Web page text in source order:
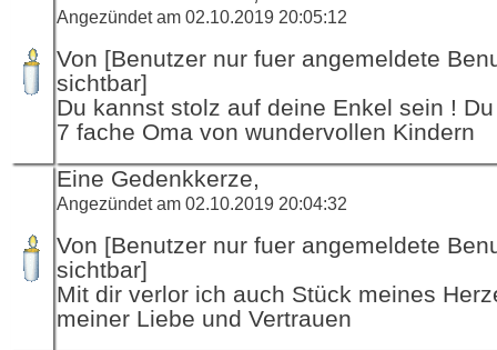
Angezündet am 02.10.2019 20:05:12
Von [Benutzer nur fuer angemeldete
sichtbar]
Du kannst stolz auf deine Enkel sein !
7 fache Oma von wundervollen Kindern
Eine Gedenkkerze,
Angezündet am 02.10.2019 20:04:32
Von [Benutzer nur fuer angemeldete
sichtbar]
Mit dir verlor ich auch Stück meines
meiner Liebe und Vertrauen